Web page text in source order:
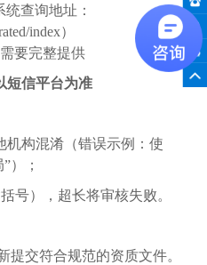
查询地址：
index）
要完整提供
短信平台为准
机构混淆（错误示例：使
”）；
号），超长将审核失败。
提交符合规范的资质文件。